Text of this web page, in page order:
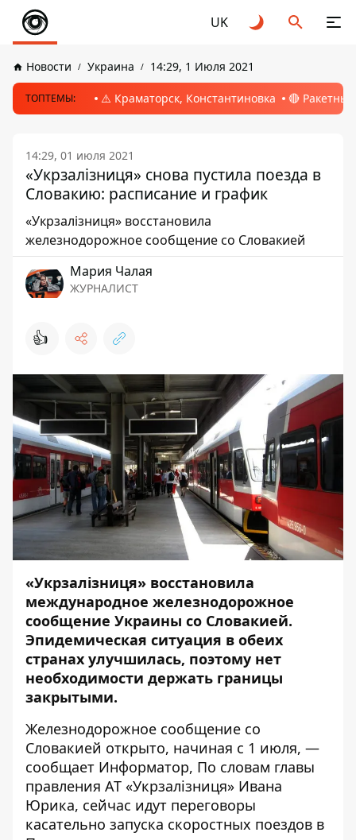
UK
Новости Украина 14:29, 1 Июля 2021
ТОПТЕМЫ: ⚠️ Краматорск, Константиновка 🔴
14:29, 01 июля 2021
«Укрзалізниця» снова пустила поезда в
Словакию: расписание и график
«Укрзалізниця» восстановила
железнодорожное сообщение со Словакией
Мария Чалая
ЖУРНАЛИСТ
👍
«Укрзалізниця» восстановила
международное железнодорожное
сообщение Украины со Словакией.
Эпидемическая ситуация в обеих
странах улучшилась, поэтому нет
необходимости держать границы
закрытыми.
Железнодорожное сообщение со
Словакией открыто, начиная с 1 июля, —
сообщает Информатор, По словам главы
правления АТ «Укрзалізниця» Ивана
Юрика, сейчас идут переговоры
касательно запуска скоростных поездов в